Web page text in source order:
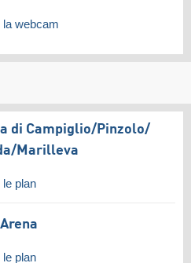
webcam
di Campiglio/​Pinzolo/​
​Marilleva
plan
plan